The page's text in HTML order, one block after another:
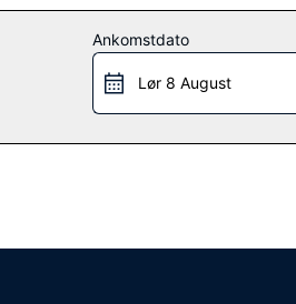
aftensmad på dette hotels
drink ved en af stedets 2 barer/
Ankomstdato
Lør 8 August